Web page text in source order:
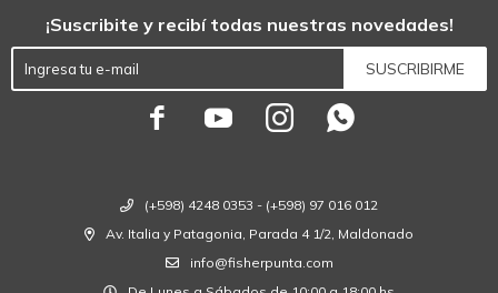
(+598) 4248 0353 - (+598) 97 016 012
Av. Italia y Patagonia, Parada 4 1/2, Maldonado
info@fisherpunta.com
¡Suscribite y recibí todas nuestras novedades!
SUSCRIBIRME
   